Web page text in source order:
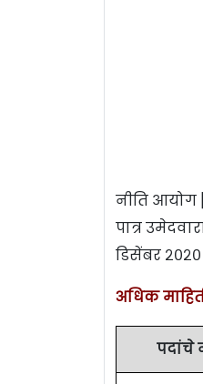
नीति आयोग
पात्र
डिसेंबर २०२०
अधिक
पदांचे